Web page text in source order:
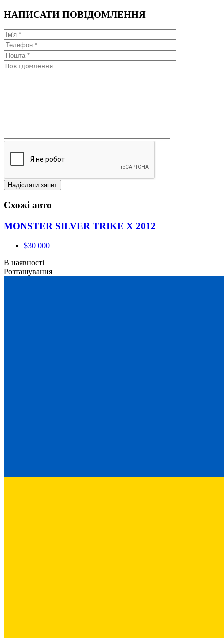
НАПИСАТИ ПОВІДОМЛЕННЯ
Схожі авто
MONSTER SILVER TRIKE X 2012
$30 000
В наявності
Розташування